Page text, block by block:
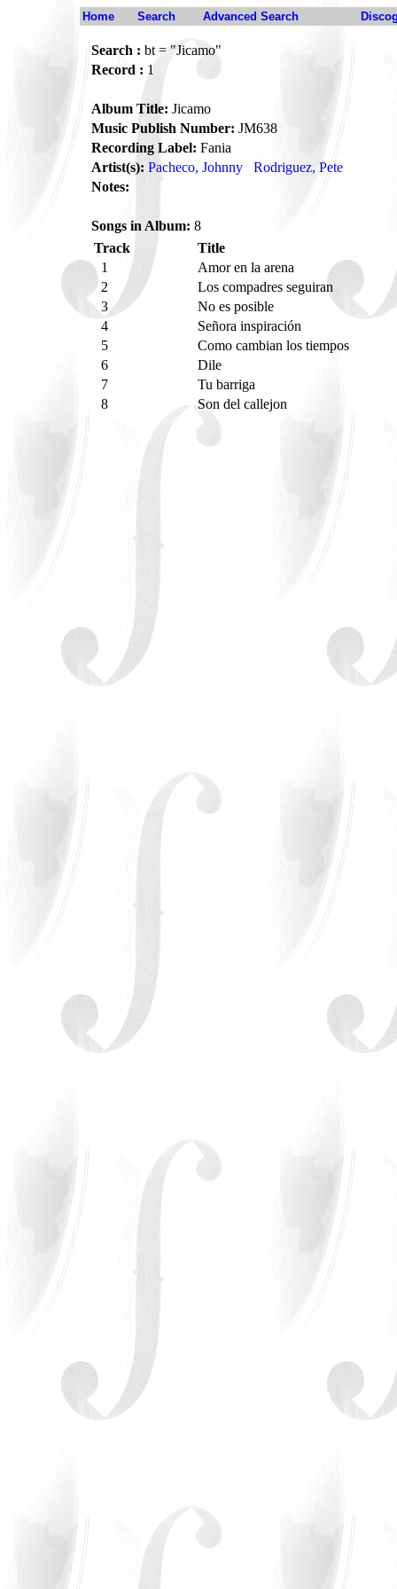
Home Search Advanced Search
Search : bt = "Jicamo"
Record : 1
Album Title: Jicamo
Music Publish Number: JM638
Recording Label: Fania
Artist(s): Pacheco, Johnny
Rodriguez, Pete
Notes:
Songs in Album: 8
Track
Title
1
Amor en la arena
2
Los compadres seguiran
3
No es posible
4
Señora inspiración
5
Como cambian los tiempos
6
Dile
7
Tu barriga
8
Son del callejon